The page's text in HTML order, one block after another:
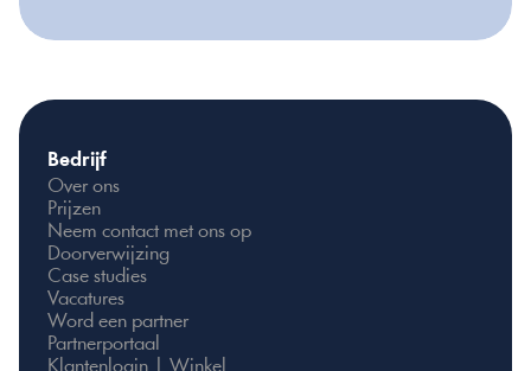
Bedrijf
Over ons
Prijzen
Neem contact met ons op
Doorverwijzing
Case studies
Vacatures
Word een partner
Partnerportaal
Klantenlogin | Winkel